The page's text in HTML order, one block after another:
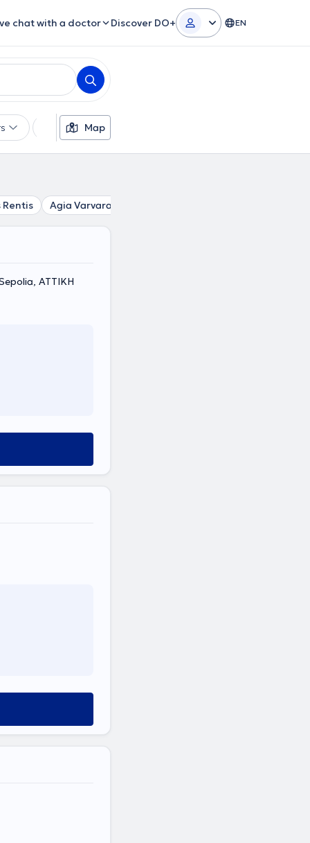
chat with a doctor Discover DO+ EN
LanguagesMap
Rentis Agia Varvara
ΑΤΤΙΚΗ